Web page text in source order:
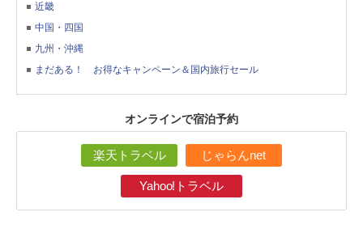
近畿
中国・四国
九州・沖縄
まだある！ お得なキャンペーン＆国内旅行セール
オンラインで宿泊予約
楽天トラベル じゃらんnet
Yahoo!トラベル